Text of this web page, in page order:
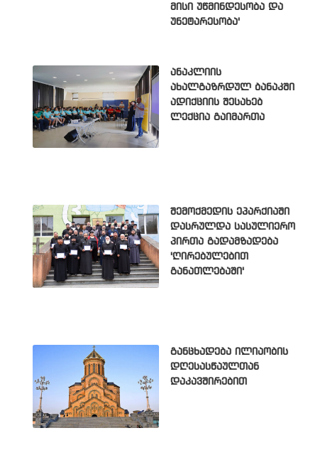
მისი უწმინდესობა და
უნეტარესობა'
ანაკლიის
ახალგაზრდულ ბანაკში
ადიქციის შესახებ
ლექცია გაიმართა
შემოქმედის ეპარქიაში
დასრულდა სასულიერო
პირთა გადამზადება
'ღირებულებით
განათლებაში'
განცხადება ილიაობის
დღესასწაულთან
დაკავშირებით